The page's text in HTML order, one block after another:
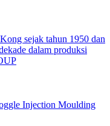
sejak tahun 1950 dan
dalam produksi
Injection Moulding